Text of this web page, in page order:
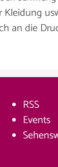
an die
RSS
Events